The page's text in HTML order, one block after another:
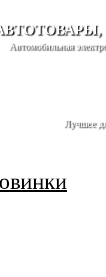
Автомобильная
Лучшее